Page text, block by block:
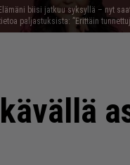
Elämäni biisi jatkuu syksyllä – nyt
paljastuksista: ”Erittäin